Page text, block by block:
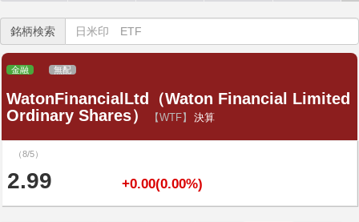
銘柄検索
金融 無配
WatonFinancialLtd（Waton Financial Limited
Ordinary Shares）
【WTF】 決算
（8/5）
2.99 +0.00(0.00%)